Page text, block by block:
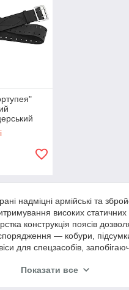
надміцні армійські та
високих статичних
конструкція поясів
— кобури,
для спецзасобів,
короткоствольної зброї в
Показати все